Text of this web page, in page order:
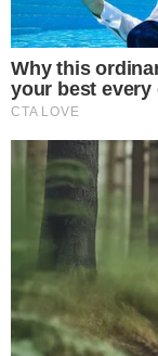
"A
será
aumentar
O
ambiente,
explica o